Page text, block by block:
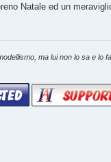
Natale ed un
ma lui non lo sa e lo